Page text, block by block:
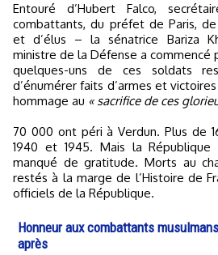
Entouré d’Hubert Falco,
combattants, du préfet de Paris,
et d’élus – la sénatrice Bariza
ministre de la Défense a commencé
quelques-uns de ces soldats
d’énumérer faits d’armes et
hommage au « sacrifice de ces
70 000 ont péri à Verdun. Plus de
1940 et 1945. Mais la République
manqué de gratitude. Morts au
restés à la marge de l’Histoire de
officiels de la République.
Honneur aux combattants
après